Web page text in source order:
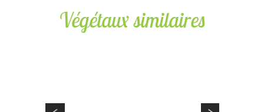
Végétaux similaires